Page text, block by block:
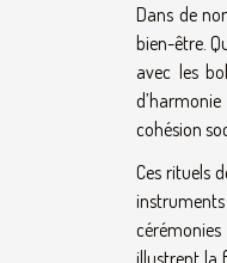
Dans de
bien-être.
avec les
cohésion
Ces rituels
illustrent la